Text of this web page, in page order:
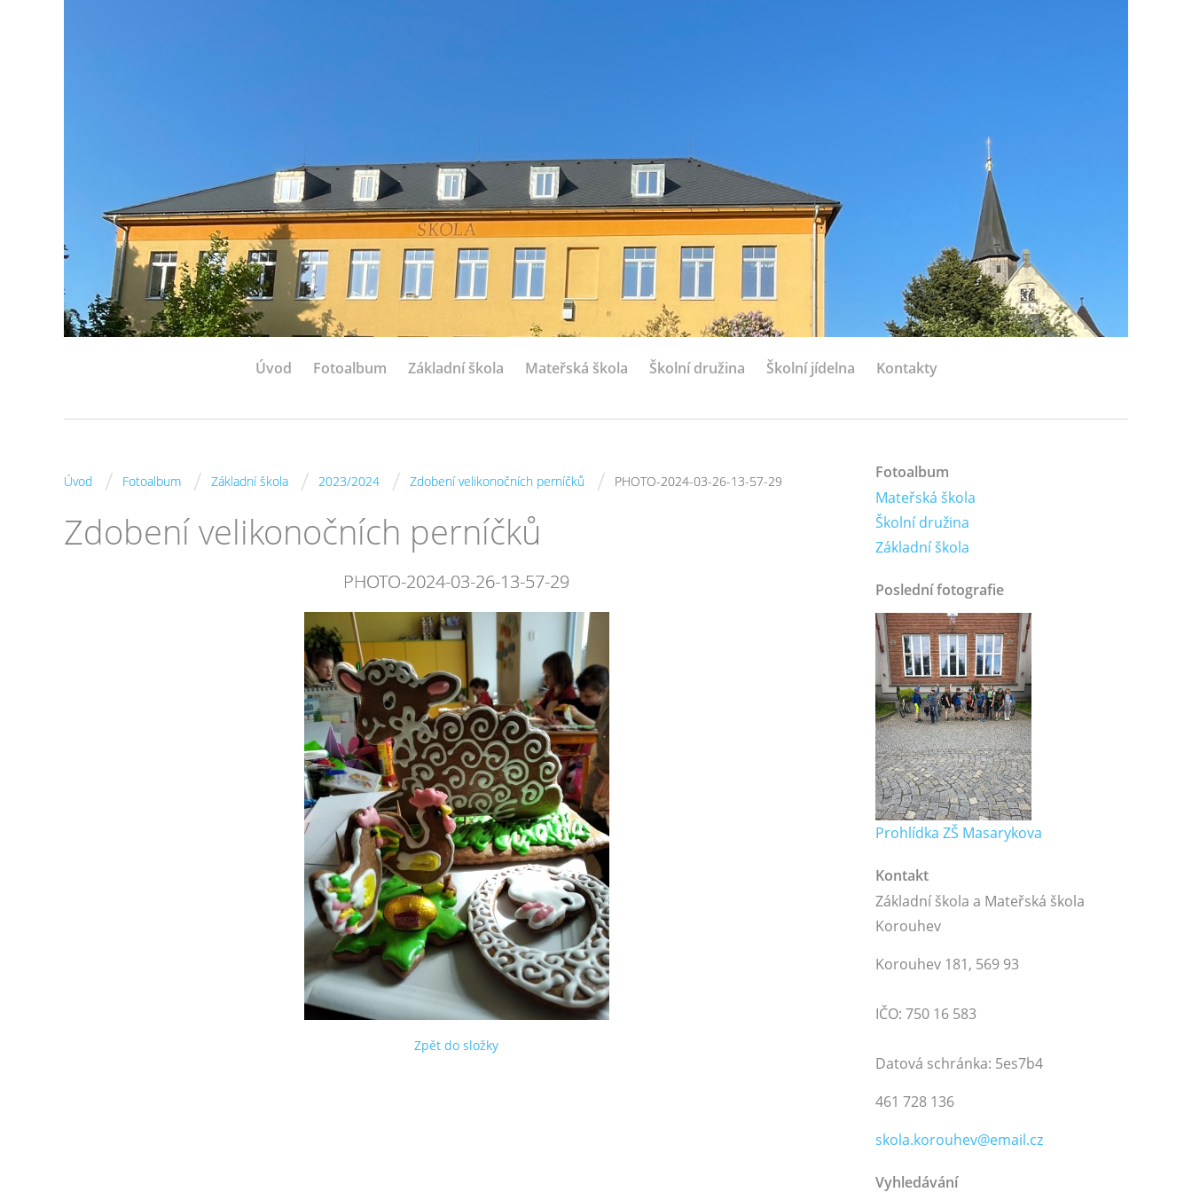
Úvod Fotoalbum Základní škola Mateřská škola Školní družina Školní jídelna Kontakty
Úvod / Fotoalbum / Základní škola / 2023/2024 / Zdobení velikonočních perníčků / PHOTO-2024-03-26-13-57-29
Zdobení velikonočních perníčků
PHOTO-2024-03-26-13-57-29
Zpět do složky
Fotoalbum
Mateřská škola
Školní družina
Základní škola
Poslední fotografie
Prohlídka ZŠ Masarykova
Kontakt
Základní škola a Mateřská škola
Korouhev
Korouhev 181, 569 93
IČO: 750 16 583
Datová schránka: 5es7b4
461 728 136
skola.korouhev@email.cz
Vyhledávání